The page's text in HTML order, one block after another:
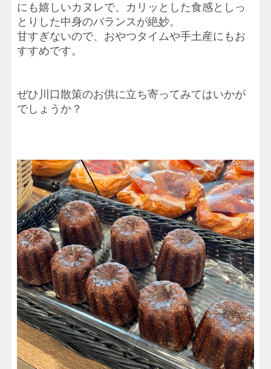
にも嬉しいカヌレで、カリッとした食感としっ
とりした中身のバランスが絶妙。
甘すぎないので、おやつタイムや手土産にもお
すすめです。
ぜひ川口散策のお供に立ち寄ってみてはいかが
でしょうか？